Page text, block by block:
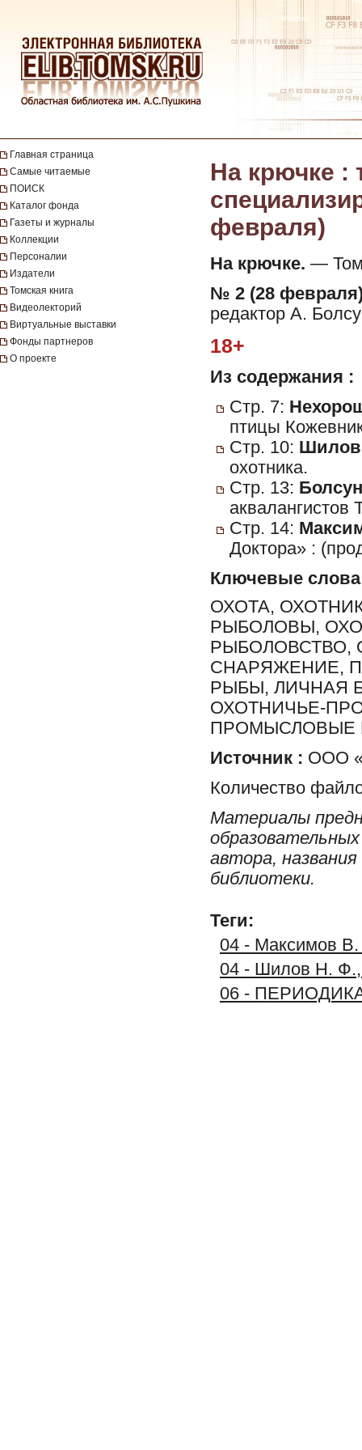
Главная страница
Самые читаемые
ПОИСК
Каталог фонда
Газеты и журналы
Коллекции
Персоналии
Издатели
Томская книга
Видеолекторий
Виртуальные выставки
Фонды партнеров
О проекте
На крючке :
февраля)
На крючке. —
№ 2 (28
редактор А.
18+
Из содержания :
Стр. 7:
птицы
Стр. 10:
охотника.
Стр. 13:
аквалангистов
Стр. 14:
Доктора» :
Ключевые слова
ОХОТА,
РЫБОЛОВЫ,
РЫБОЛОВСТВО,
СНАРЯЖЕНИЕ,
РЫБЫ, ЛИЧНАЯ
ОХОТНИЧЬЕ-
ПРОМЫСЛОВЫЕ
Источник : ООО
Количество
Материалы
автора,
библиотеки.
Теги:
04 - Максимов В.
04 - Шилов Н. Ф.,
06 -